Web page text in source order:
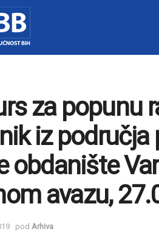
za popunu
iz područja
obdanište
avazu,
pod Arhiva